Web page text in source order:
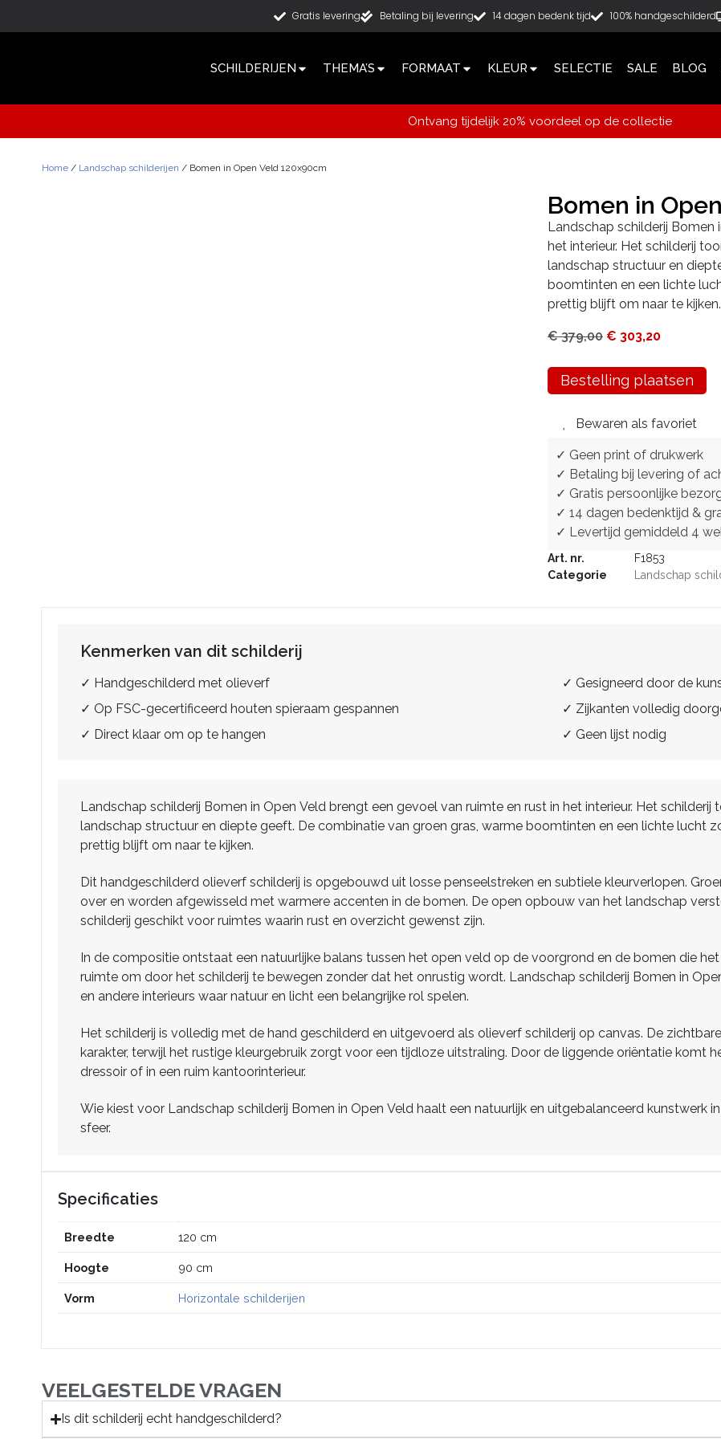
Gratis levering Betaling bij levering 14 dagen bedenk tijd 100% handgeschilderd
SCHILDERIJEN THEMA’S FORMAAT KLEUR SELECTIE SALE BLOG
Ontvang tijdelijk 20% voordeel op de collectie
Home / Landschap schilderijen / Bomen in Open Veld 120x90cm
Bomen in
Landschap schilderij Bomen
het interieur. Het schilderij
landschap structuur en
boomtinten en een lichte
prettig blijft om naar te kijken.
€379,00 € 303,20
Bestelling plaatsen
Bewaren als favoriet
✓ Geen print of drukwerk
✓ Betaling bij levering of
✓ Gratis persoonlijke
✓ 14 dagen bedenktijd &
✓ Levertijd gemiddeld 4
Art. nr.
F1853
Categorie
Landschap
Kenmerken van dit schilderij
✓ Handgeschilderd met olieverf
✓ Gesigneerd door de
✓ Op FSC-gecertificeerd houten spieraam gespannen
✓ Zijkanten volledig
✓ Direct klaar om op te hangen
✓ Geen lijst nodig
Landschap schilderij Bomen in Open Veld brengt een gevoel van ruimte en rust in het interieur. Het
landschap structuur en diepte geeft. De combinatie van groen gras, warme boomtinten en een lichte lucht
prettig blijft om naar te kijken.
Dit handgeschilderd olieverf schilderij is opgebouwd uit losse penseelstreken en subtiele kleurverlopen.
over en worden afgewisseld met warmere accenten in de bomen. De open opbouw van het landschap
schilderij geschikt voor ruimtes waarin rust en overzicht gewenst zijn.
In de compositie ontstaat een natuurlijke balans tussen het open veld op de voorgrond en de bomen die
ruimte om door het schilderij te bewegen zonder dat het onrustig wordt. Landschap schilderij Bomen in
en andere interieurs waar natuur en licht een belangrijke rol spelen.
Het schilderij is volledig met de hand geschilderd en uitgevoerd als olieverf schilderij op canvas. De
karakter, terwijl het rustige kleurgebruik zorgt voor een tijdloze uitstraling. Door de liggende oriëntatie komt
dressoir of in een ruim kantoorinterieur.
Wie kiest voor Landschap schilderij Bomen in Open Veld haalt een natuurlijk en uitgebalanceerd kunstwerk
sfeer.
Specificaties
Breedte 120 cm
Hoogte 90 cm
Vorm Horizontale schilderijen
VEELGESTELDE VRAGEN
Is dit schilderij echt handgeschilderd?